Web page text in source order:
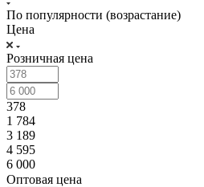
По популярности (возрастание)
Цена
Розничная цена
378
1 784
3 189
4 595
6 000
Оптовая цена